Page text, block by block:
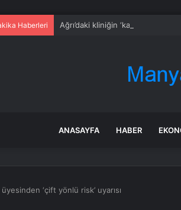
Haberleri Ağrı’daki kliniğin ‘kadın sünneti’
ANASAYFA HABER
üyesinden ‘çift yönlü risk’ uyarısı